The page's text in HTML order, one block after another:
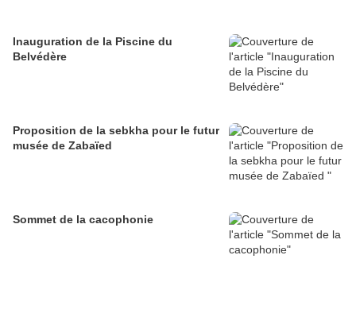
Inauguration de la Piscine du
Belvédère
Proposition de la sebkha pour le futur
musée de Zabaïed
Sommet de la cacophonie